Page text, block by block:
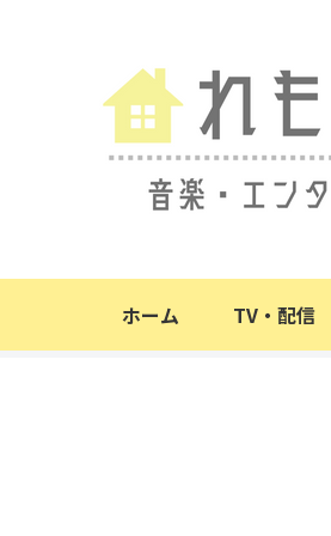
ホーム TV・配信